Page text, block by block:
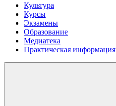
Культура
Курсы
Экзамены
Образование
Медиатека
Практическая информация